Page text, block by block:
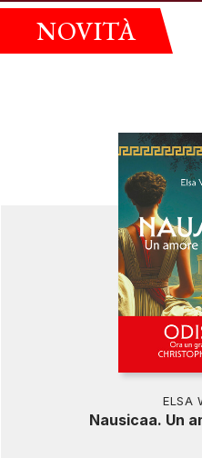
NOVITÀ
ELSA
Nausicaa. Un